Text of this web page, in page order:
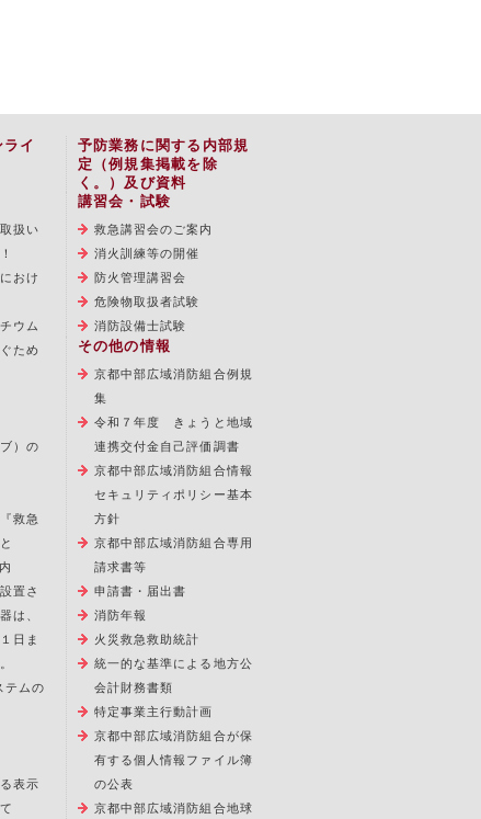
イ
予防業務に関する内部規
定（例規集掲載を除
く。）及び資料
扱い
おけ
ウム
ため
）の
救急
置さ
は、
日ま
テムの
表示
講習会・試験
救急講習会のご案内
消火訓練等の開催
防火管理講習会
危険物取扱者試験
消防設備士試験
その他の情報
京都中部広域消防組合例規
集
令和７年度 きょうと地域
連携交付金自己評価調書
京都中部広域消防組合情報
セキュリティポリシー基本
方針
京都中部広域消防組合専用
請求書等
申請書・届出書
消防年報
火災救急救助統計
統一的な基準による地方公
会計財務書類
特定事業主行動計画
京都中部広域消防組合が保
有する個人情報ファイル簿
の公表
京都中部広域消防組合地球